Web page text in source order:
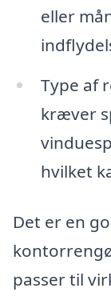
eller
Type af
kræver
hvilket
Det er en
passer til